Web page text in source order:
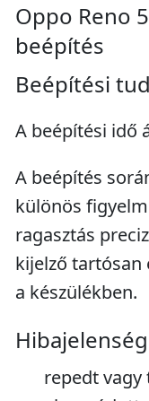
Oppo Reno
beépítés
Beépítési
A beépítési idő
A beépítés
különös
ragasztás
kijelző tartósan
a készülékben.
repedt